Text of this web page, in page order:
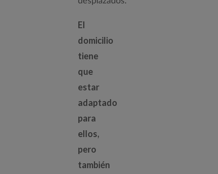
El
domicilio
tiene
que
estar
adaptado
para
ellos,
pero
también